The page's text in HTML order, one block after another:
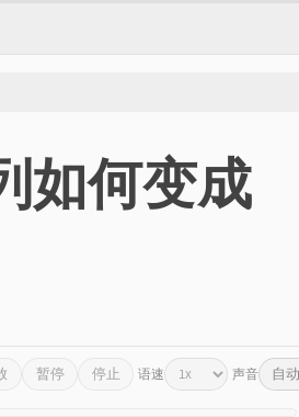
如何变成
暂停 停止 语速 声音